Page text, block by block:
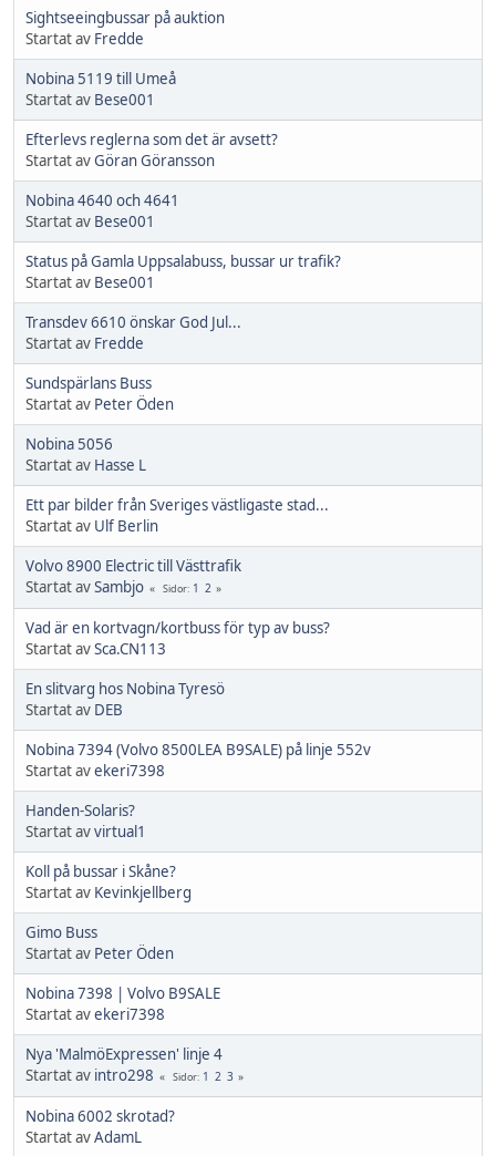
Sightseeingbussar på auktion
Startat av Fredde
Nobina 5119 till Umeå
Startat av Bese001
Efterlevs reglerna som det är avsett?
Startat avGöran Göransson
Nobina 4640 och 4641
Startat av Bese001
Status på Gamla Uppsalabuss, bussar ur trafik?
Startat av Bese001
Transdev 6610 önskar God Jul...
Startat av Fredde
Sundspärlans Buss
Startat av Peter Öden
Nobina 5056
Startat av Hasse L
Ett par bilder från Sveriges västligaste stad...
Startat av Ulf Berlin
Volvo 8900 Electric till Västtrafik
Startat avSambjo Sidor 1 2
Vad är en kortvagn/kortbuss för typ av buss?
Startat avSca.CN113
En slitvarg hos Nobina Tyresö
Startat av DEB
Nobina 7394 (Volvo 8500LEA B9SALE) på linje 552v
Startat avekeri7398
Handen-Solaris?
Startat avvirtual1
Koll på bussar i Skåne?
Startat av Kevinkjellberg
Gimo Buss
Startat av Peter Öden
Nobina 7398 | Volvo B9SALE
Startat avekeri7398
Nya 'MalmöExpressen' linje 4
Startat av intro298 Sidor 1 2 3
Nobina 6002 skrotad?
Startat avAdamL